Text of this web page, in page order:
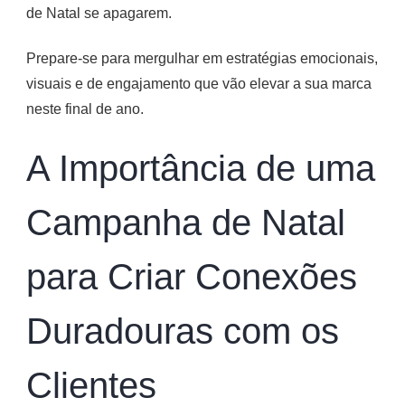
de Natal se apagarem.
Prepare-se para mergulhar em estratégias emocionais,
visuais e de engajamento que vão elevar a sua marca
neste final de ano.
A Importância de uma
Campanha de Natal
para Criar Conexões
Duradouras com os
Clientes